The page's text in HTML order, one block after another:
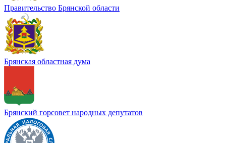
Правительство Брянской области
Брянская областная дума
Брянский горсовет народных депутатов